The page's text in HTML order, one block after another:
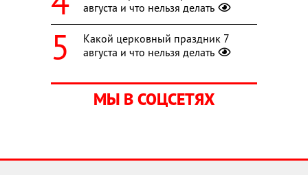
августа и что нельзя делать
Какой церковный праздник 7
августа и что нельзя делать
МЫ В СОЦСЕТЯХ